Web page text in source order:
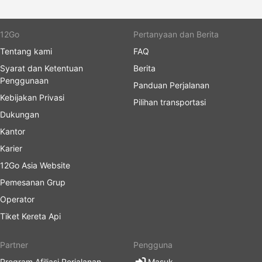
Colorful Guizhou Airlines Destinasi
Teratas
Ini adalah daftar rute dari Colorful Guizhou Airlines
yang merupakan populeritas tertinggi dengan para
wisatawan
dan selalu tinggi peminat:
Shanghai - Guangzhou
Nanjing - Shanghai
Shanghai - Ningbo
Shanghai - Xiamen
12Go
Tentang kami
Syarat dan Ketentuan
Penggunaan
Kebijakan Privasi
Dukungan
Kantor
Karier
12Go Asia Website
Pemesanan Grup
Operator
Tiket Kereta Api
Pertanyaan dan Berita
FAQ
Berita
Panduan Perjalanan
Pilihan transportasi
Partner
Pengguna